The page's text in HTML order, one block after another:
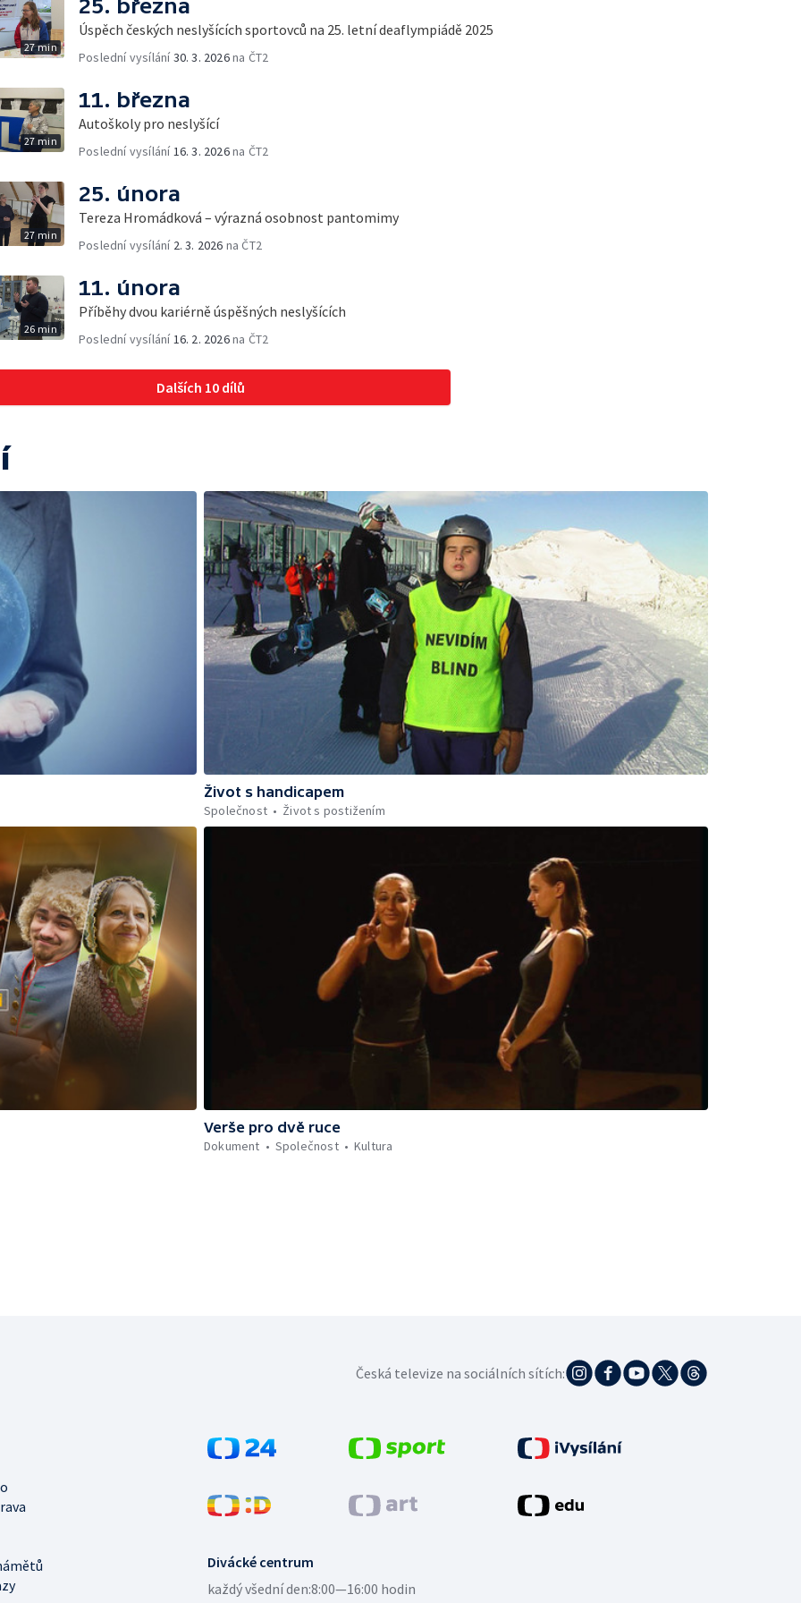
27 min
25. března
Úspěch českých neslyšících sportovců na 25. letní deaflympiádě 2025
Poslední vysílání30. 3. 2026na ČT2
27 min
11. března
Autoškoly pro neslyšící
Poslední vysílání 16. 3. 2026na ČT2
27 min
25. února
Tereza Hromádková – výrazná osobnost pantomimy
Poslední vysílání 2. 3. 2026 na ČT2
26 min
11. února
Příběhy dvou kariérně úspěšných neslyšících
Poslední vysílání 16. 2. 2026na ČT2
Dalších 10 dílů
Život s handicapem
Společnost
Život s postižením
Verše pro dvě ruce
Dokument
Společnost Kultura
Divácké centrum
každý všední den:8:00—16:00 hodin
Česká televize na sociálních sítích: